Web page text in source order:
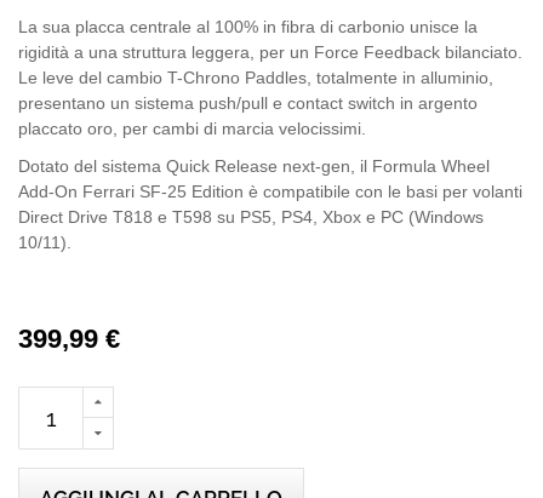
La sua placca centrale al 100% in fibra di carbonio unisce la
rigidità a una struttura leggera, per un Force Feedback bilanciato.
Le leve del cambio T-Chrono Paddles, totalmente in alluminio,
presentano un sistema push/pull e contact switch in argento
placcato oro, per cambi di marcia velocissimi.
Dotato del sistema Quick Release next-gen, il Formula Wheel
Add-On Ferrari SF-25 Edition è compatibile con le basi per volanti
Direct Drive T818 e T598 su PS5, PS4, Xbox e PC (Windows
10/11).
399,99 €